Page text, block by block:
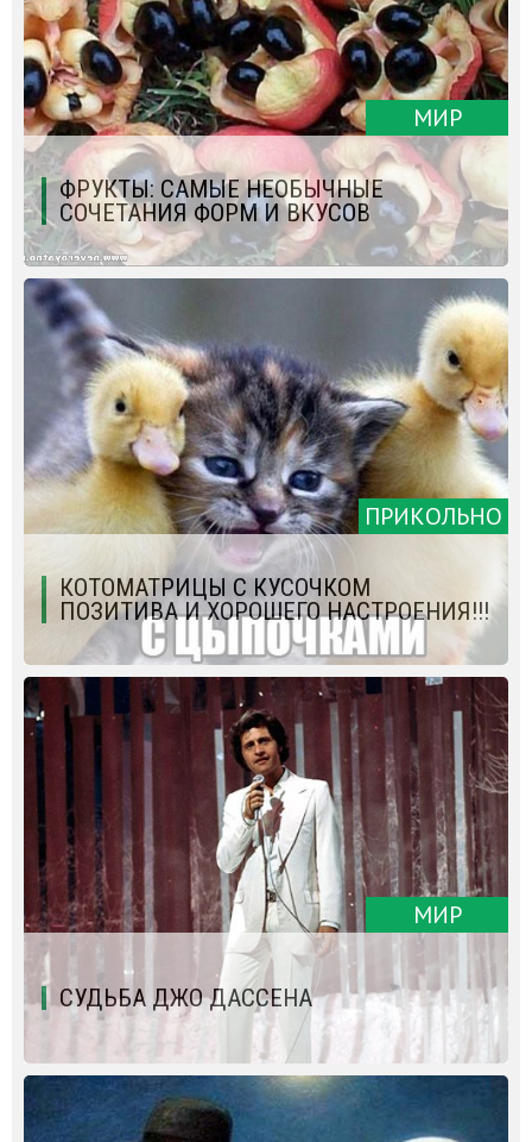
МИР
ФРУКТЫ: САМЫЕ НЕОБЫЧНЫЕ
СОЧЕТАНИЯ ФОРМ И ВКУСОВ
ПРИКОЛЬНО
КОТОМАТРИЦЫ С КУСОЧКОМ
ПОЗИТИВА И ХОРОШЕГО НАСТРОЕНИЯ!!!
МИР
СУДЬБА ДЖО ДАССЕНА